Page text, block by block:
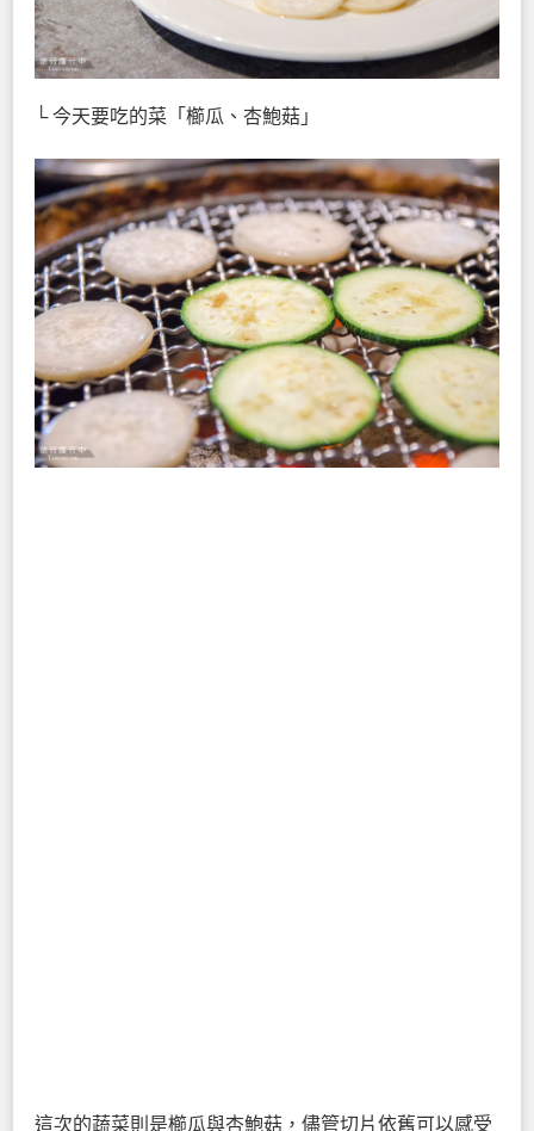
└ 今天要吃的菜「櫛瓜、杏鮑菇」
這次的蔬菜則是櫛瓜與杏鮑菇，儘管切片依舊可以感受